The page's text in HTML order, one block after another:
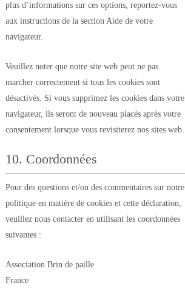
plus d’informations sur ces options, reportez-vous
aux instructions de la section Aide de votre
navigateur.
Veuillez noter que notre site web peut ne pas
marcher correctement si tous les cookies sont
désactivés. Si vous supprimez les cookies dans votre
navigateur, ils seront de nouveau placés après votre
consentement lorsque vous revisiterez nos sites web.
10. Coordonnées
Pour des questions et/ou des commentaires sur notre
politique en matière de cookies et cette déclaration,
veuillez nous contacter en utilisant les coordonnées
suivantes :
Association Brin de paille
France